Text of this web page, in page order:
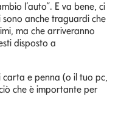
l’auto”. E va bene, ci
sono anche traguardi che
ma che arriveranno
disposto a
carta e penna (o il tuo pc,
che è importante per